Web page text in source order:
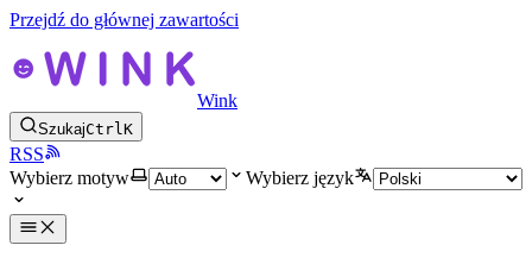
Przejdź do głównej zawartości
Wink
SzukajCtrlK
RSS
Wybierz motyw
Wybierz język